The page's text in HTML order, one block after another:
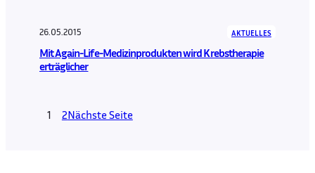
26.05.2015 AKTUELLES
Mit Again-Life-Medizinprodukten wird Krebstherapie
erträglicher
1 2Nächste Seite